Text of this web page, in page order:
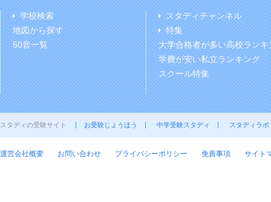
学校検索
地図から探す
50音一覧
スタディチャンネル
特集
大学合格者が多い高校ランキ
学費が安い私立ランキング
スクール特集
スタディの受験サイト お受験じょうほう 中学受験スタディ スタディラボ
運営会社概要 お問い合わせ プライバシーポリシー 免責事項 サイト